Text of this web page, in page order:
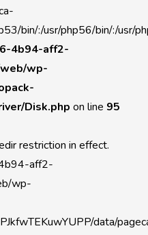
bin/:/usr/php56/bin/:/usr/
4b94-aff2-
wp-
Disk.php on line 95
restriction in effect.
aff2-
wp-
data/